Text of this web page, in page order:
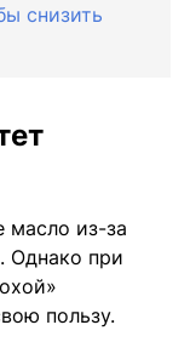
снизить
масло из-за
Однако при
пользу.